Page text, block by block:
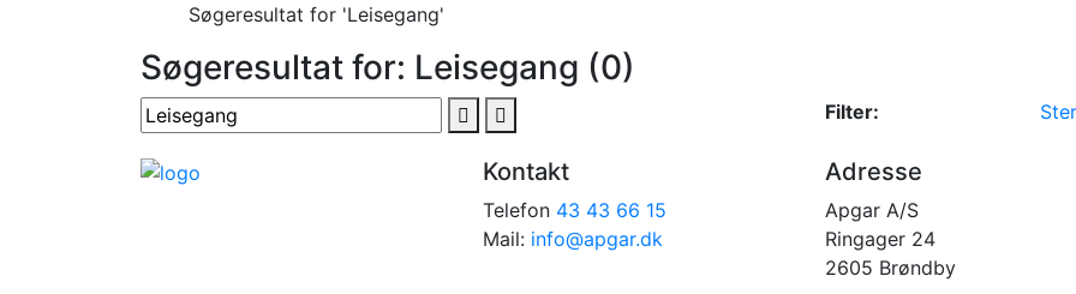
Søgeresultat for 'Leisegang'
Søgeresultat for: Leisegang (0)
Filter:
Kontakt
Telefon 43 43 66 15
Mail: info@apgar.dk
Adresse
Apgar A/S
Ringager 24
2605 Brøndby